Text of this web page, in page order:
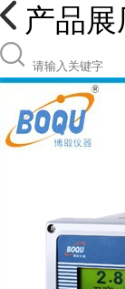
产品展